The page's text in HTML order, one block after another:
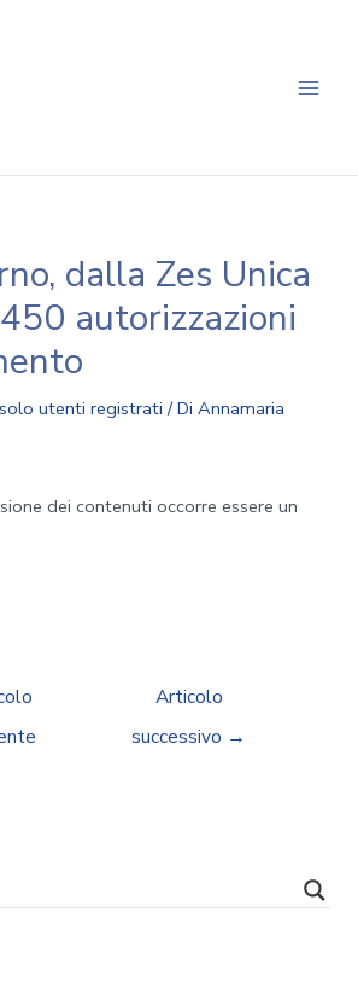
dalla Zes Unica
autorizzazioni
solo utenti registrati / DiAnnamaria
dei contenuti occorre essere un
Articolo
successivo →